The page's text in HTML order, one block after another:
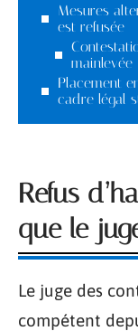
Mesures
est refusée
mainlevée
Placement
cadre légal
Refus
que le
Le juge des
compétent